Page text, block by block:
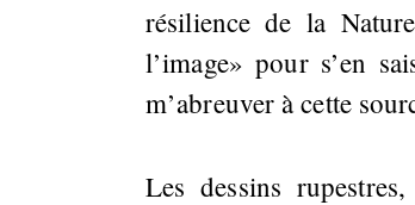
résilience de la
l’image» pour s’en
m’abreuver à cette
Les dessins